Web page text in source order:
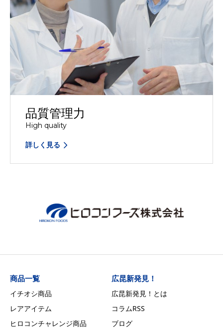
品質管理力
High quality
詳しく見る
商品一覧
イチオシ商品
レアアイテム
ヒロコンチャレンジ商品
広昆新発見！
広昆新発見！とは
コラムRSS
ブログ